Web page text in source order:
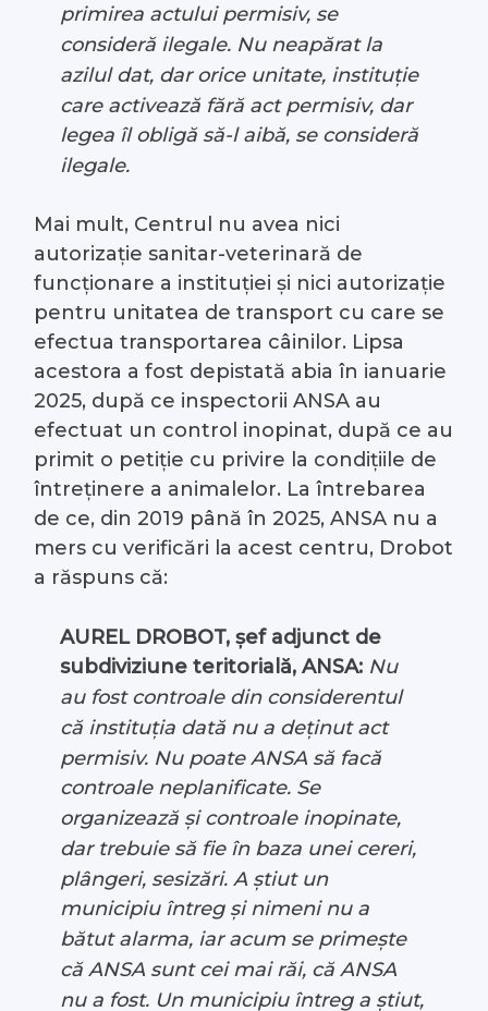
primirea actului permisiv, se
consideră ilegale. Nu neapărat la
azilul dat, dar orice unitate, instituție
care activează fără act permisiv, dar
legea îl obligă să-l aibă, se consideră
ilegale.
Mai mult, Centrul nu avea nici
autorizație sanitar-veterinară de
funcționare a instituției și nici autorizație
pentru unitatea de transport cu care se
efectua transportarea câinilor. Lipsa
acestora a fost depistată abia în ianuarie
2025, după ce inspectorii ANSA au
efectuat un control inopinat, după ce au
primit o petiție cu privire la condițiile de
întreținere a animalelor. La întrebarea
de ce, din 2019 până în 2025, ANSA nu a
mers cu verificări la acest centru, Drobot
a răspuns că:
AUREL DROBOT, șef adjunct de
subdiviziune teritorială, ANSA: Nu
au fost controale din considerentul
că instituția dată nu a deținut act
permisiv. Nu poate ANSA să facă
controale neplanificate. Se
organizează și controale inopinate,
dar trebuie să fie în baza unei cereri,
plângeri, sesizări. A știut un
municipiu întreg și nimeni nu a
bătut alarma, iar acum se primește
că ANSA sunt cei mai răi, că ANSA
nu a fost. Un municipiu întreg a știut,